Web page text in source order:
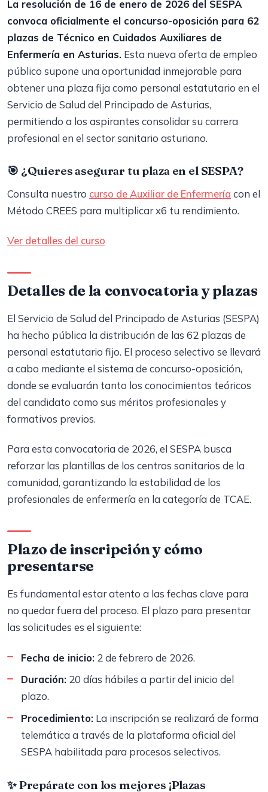
La resolución de 16 de enero de 2026 del SESPA
convoca oficialmente el concurso-oposición para 62
plazas de Técnico en Cuidados Auxiliares de
Enfermería en Asturias. Esta nueva oferta de empleo
público supone una oportunidad inmejorable para
obtener una plaza fija como personal estatutario en el
Servicio de Salud del Principado de Asturias,
permitiendo a los aspirantes consolidar su carrera
profesional en el sector sanitario asturiano.
🎯 ¿Quieres asegurar tu plaza en el SESPA?
Consulta nuestro curso de Auxiliar de Enfermería con el
Método CREES para multiplicar x6 tu rendimiento.
Ver detalles del curso
Detalles de la convocatoria y plazas
El Servicio de Salud del Principado de Asturias (SESPA)
ha hecho pública la distribución de las 62 plazas de
personal estatutario fijo. El proceso selectivo se llevará
a cabo mediante el sistema de concurso-oposición,
donde se evaluarán tanto los conocimientos teóricos
del candidato como sus méritos profesionales y
formativos previos.
Para esta convocatoria de 2026, el SESPA busca
reforzar las plantillas de los centros sanitarios de la
comunidad, garantizando la estabilidad de los
profesionales de enfermería en la categoría de TCAE.
Plazo de inscripción y cómo
presentarse
Es fundamental estar atento a las fechas clave para
no quedar fuera del proceso. El plazo para presentar
las solicitudes es el siguiente:
Fecha de inicio: 2 de febrero de 2026.
Duración: 20 días hábiles a partir del inicio del
plazo.
Procedimiento: La inscripción se realizará de forma
telemática a través de la plataforma oficial del
SESPA habilitada para procesos selectivos.
✨ Prepárate con los mejores ¡Plazas